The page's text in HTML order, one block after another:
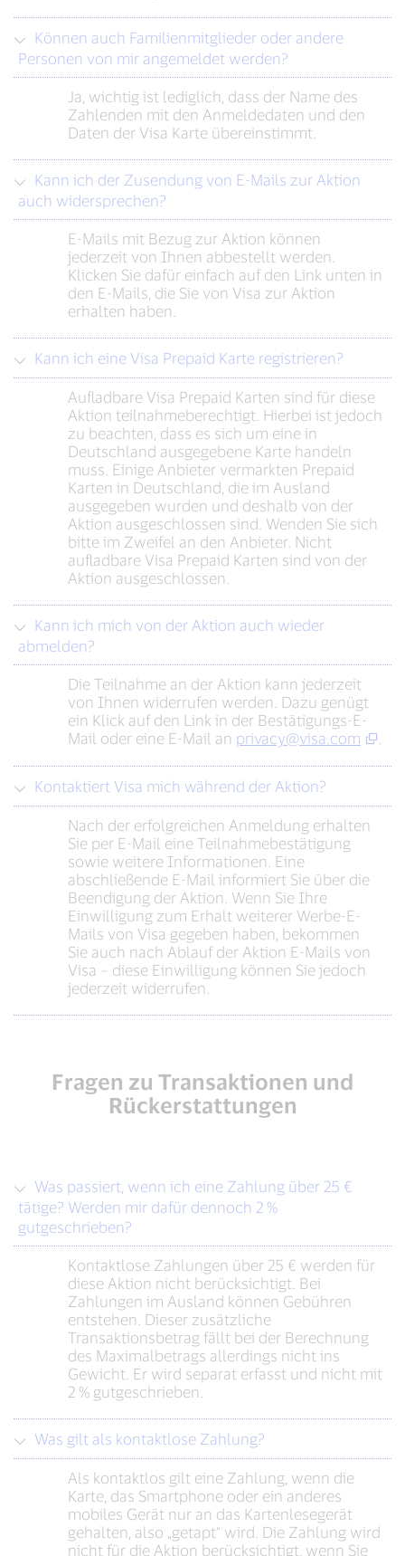
Personen von mir angemeldet werden?
Ja, wichtig ist lediglich, dass der Name des
Zahlenden mit den Anmeldedaten und den
Daten der Visa Karte übereinstimmt.
auch widersprechen?
E-Mails mit Bezug zur Aktion können
jederzeit von Ihnen abbestellt werden.
Klicken Sie dafür einfach auf den Link unten in
den E-Mails, die Sie von Visa zur Aktion
erhalten haben.
Kann ich eine Visa Prepaid Karte registrieren?
Aufladbare Visa Prepaid Karten sind für diese
Aktion teilnahmeberechtigt. Hierbei ist jedoch
zu beachten, dass es sich um eine in
Deutschland ausgegebene Karte handeln
muss. Einige Anbieter vermarkten Prepaid
Karten in Deutschland, die im Ausland
ausgegeben wurden und deshalb von der
Aktion ausgeschlossen sind. Wenden Sie sich
bitte im Zweifel an den Anbieter. Nicht
aufladbare Visa Prepaid Karten sind von der
Aktion ausgeschlossen.
abmelden?
Die Teilnahme an der Aktion kann jederzeit
von Ihnen widerrufen werden. Dazu genügt
ein Klick auf den Link in der Bestätigungs-E-
Mail oder eine E-Mail an privacy@visa.com
Kontaktiert Visa mich während der Aktion?
Nach der erfolgreichen Anmeldung erhalten
Sie per E-Mail eine Teilnahmebestätigung
sowie weitere Informationen. Eine
abschließende E-Mail informiert Sie über die
Beendigung der Aktion. Wenn Sie Ihre
Einwilligung zum Erhalt weiterer Werbe-E-
Mails von Visa gegeben haben, bekommen
Sie auch nach Ablauf der Aktion E-Mails von
Visa – diese Einwilligung können Sie jedoch
jederzeit widerrufen.
Fragen zu Transaktionen und
Rückerstattungen
tätige? Werden mir dafür dennoch 2 %
gutgeschrieben?
Kontaktlose Zahlungen über 25 € werden für
diese Aktion nicht berücksichtigt. Bei
Zahlungen im Ausland können Gebühren
entstehen. Dieser zusätzliche
Transaktionsbetrag fällt bei der Berechnung
des Maximalbetrags allerdings nicht ins
Gewicht. Er wird separat erfasst und nicht mit
2 % gutgeschrieben.
Was gilt als kontaktlose Zahlung?
Als kontaktlos gilt eine Zahlung, wenn die
Karte, das Smartphone oder ein anderes
mobiles Gerät nur an das Kartenlesegerät
gehalten, also „getapt“ wird. Die Zahlung wird
nicht für die Aktion berücksichtigt, wenn Sie